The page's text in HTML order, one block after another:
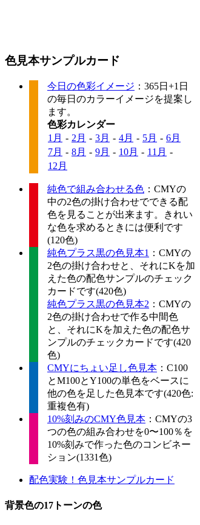
色見本サンプルカード
今日の色彩イメージ ：365日+1日
の毎日のカラーイメージを提案し
ます。
色彩カレンダー
1月 - 2月 - 3月 - 4月 - 5月 - 6月
7月 - 8月 - 9月 - 10月 - 11月 -
12月
純色で組み合わせる色 ：CMYの
中の2色の掛け合わせでできる配
色を見ることが出来ます。きれい
な色を求めるときには便利です
(120色)
純色プラス黒の色見本1 ：CMYの
2色の掛け合わせと、それにKを加
えた色の配色サンプルのチェック
カードです(420色)
純色プラス黒の色見本2 ：CMYの
2色の掛け合わせで作る中間色
と、それにKを加えた色の配色サ
ンプルのチェックカードです(420
色)
CMYにちょい足し色見本 ：C100
とM100とY100の単色をベースに
他の色を足した色見本です(420色:
重複色有)
10%刻みのCMY色見本 ：CMYの3
つの色の組み合わせを0〜100％を
10%刻みで作った色のコンビネー
ション(1331色)
配色実験！色見本サンプルカード
背景色の17トーンの色